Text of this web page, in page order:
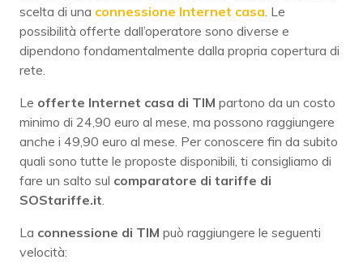
scelta di una connessione Internet casa. Le
possibilità offerte dall’operatore sono diverse e
dipendono fondamentalmente dalla propria copertura di
rete.
Le offerte Internet casa di TIM partono da un costo
minimo di 24,90 euro al mese, ma possono raggiungere
anche i 49,90 euro al mese. Per conoscere fin da subito
quali sono tutte le proposte disponibili, ti consigliamo di
fare un salto sul comparatore di tariffe di
SOStariffe.it.
La connessione di TIM può raggiungere le seguenti
velocità: